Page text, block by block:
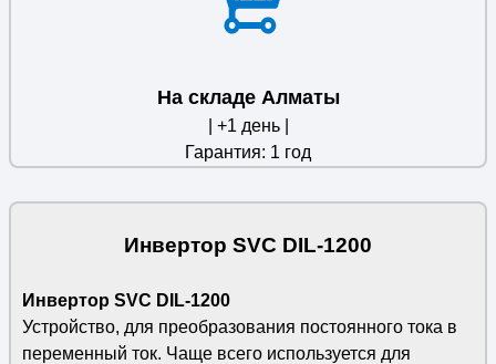
На складе Алматы
| +1 день |
Гарантия: 1 год
Инвертор SVC DIL-1200
Инвертор SVC DIL-1200
Устройство, для преобразования постоянного тока в
переменный ток. Чаще всего используется для